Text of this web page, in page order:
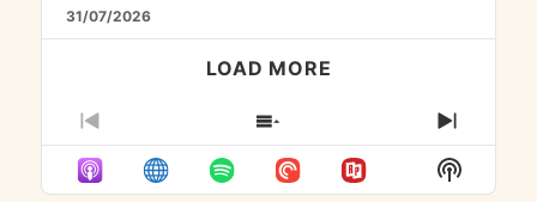
31/07/2026
LOAD MORE
PREVIOUS
EPISODE
SHOW
EPISODES
LIST
NEXT
Show
Podcast